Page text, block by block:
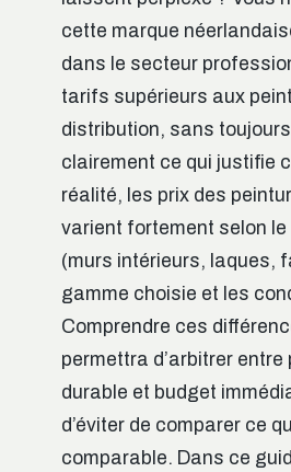
cette marque
dans le secteur
tarifs supérieurs aux
distribution, sans
clairement ce qui justifie
réalité, les prix des
varient fortement selon le
(murs intérieurs, laques,
gamme choisie et les
Comprendre ces
permettra d’arbitrer
durable et budget
d’éviter de comparer ce
comparable. Dans ce